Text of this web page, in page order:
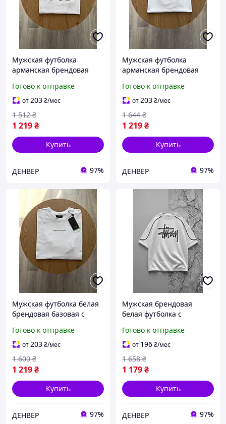
Мужская футболка
арманская брендовая
логотипом Armani Денвер
Чоловіча футболка армані
брендова біла базова
Готово к отправке
от203₴/мес
1 219₴
1 512 ₴
Купить
ДЕНВЕР 97%
Мужская футболка
арманская брендовая
логотипом Armani Денвер
Чоловіча футболка армані
брендова базова біла
Готово к отправке
от203₴/мес
1 219₴
1 644 ₴
Купить
ДЕНВЕР 97%
Мужская футболка белая
брендовая базовая с
Чоловіча футболка армані
біла брендова базова з
логотипом
Готово к отправке
от203₴/мес
1 219₴
1 600 ₴
Купить
ДЕНВЕР 97%
Мужская брендовая
белая футболка с
Денвер Чоловіча
брендова футболка біла з
логотипом спортивна
Готово к отправке
от 196₴/мес
1 179₴
1 658 ₴
Купить
ДЕНВЕР 97%